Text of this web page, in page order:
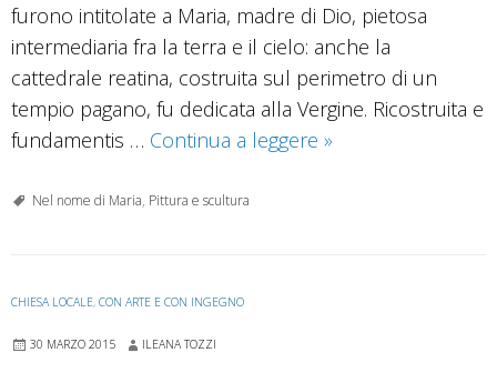
furono intitolate a Maria, madre di Dio, pietosa
intermediaria fra la terra e il cielo: anche la
cattedrale reatina, costruita sul perimetro di un
tempio pagano, fu dedicata alla Vergine. Ricostruita e
fundamentis … Continua a leggere I»
Nel nome di Maria, Pittura e scultura
CHIESA LOCALE, CON ARTE E CON INGEGNO
30 MARZO 2015 ILEANA TOZZI